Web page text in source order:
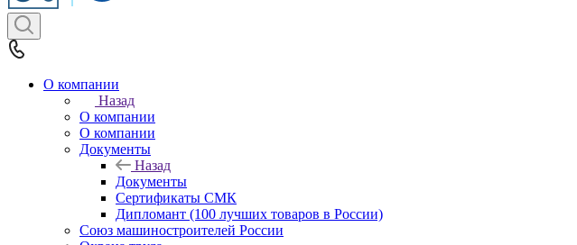
О компании
Назад
О компании
О компании
Документы
Назад
Документы
Сертификаты СМК
Дипломант (100 лучших товаров в России)
Союз машиностроителей России